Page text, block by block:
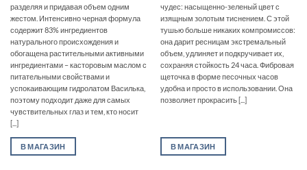
разделяя и придавая объем одним
жестом. Интенсивно черная формула
содержит 83% ингредиентов
натурального происхождения и
обогащена растительными активными
ингредиентами – касторовым маслом с
питательными свойствами и
успокаивающим гидролатом Василька,
поэтому подходит даже для самых
чувствительных глаз и тем, кто носит
[...]
В МАГАЗИН
чудес: насыщенно-зеленый цвет с
изящным золотым тиснением. С этой
тушью больше никаких компромиссов:
она дарит ресницам экстремальный
объем, удлиняет и подкручивает их,
сохраняя стойкость 24 часа. Фибровая
щеточка в форме песочных часов
удобна и просто в использовании. Она
позволяет прокрасить [...]
В МАГАЗИН